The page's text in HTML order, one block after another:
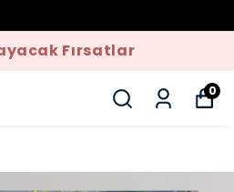
Fırsatlar
0